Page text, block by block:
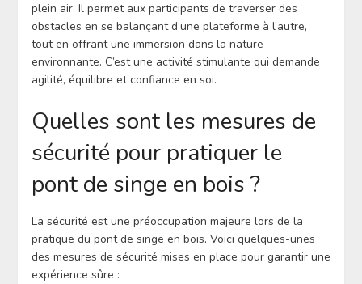
plein air. Il permet aux participants de traverser des
obstacles en se balançant d’une plateforme à l’autre,
tout en offrant une immersion dans la nature
environnante. C’est une activité stimulante qui demande
agilité, équilibre et confiance en soi.
Quelles sont les mesures de
sécurité pour pratiquer le
pont de singe en bois ?
La sécurité est une préoccupation majeure lors de la
pratique du pont de singe en bois. Voici quelques-unes
des mesures de sécurité mises en place pour garantir une
expérience sûre :